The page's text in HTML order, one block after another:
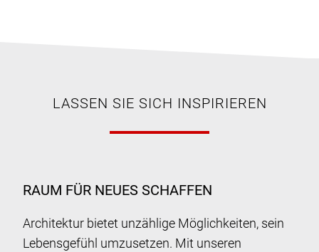
LASSEN SIE SICH INSPIRIEREN
RAUM FÜR NEUES SCHAFFEN
Architektur bietet unzählige Möglichkeiten, sein
Lebensgefühl umzusetzen. Mit unseren